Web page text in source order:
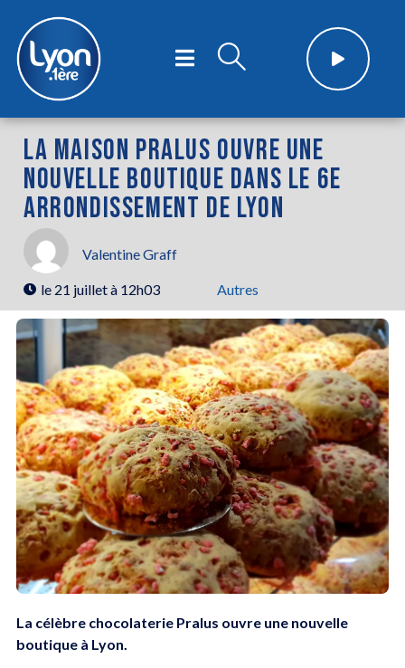
LA MAISON PRALUS OUVRE UNE
NOUVELLE BOUTIQUE DANS LE 6E
ARRONDISSEMENT DE LYON
Valentine Graff
le 21 juillet à 12h03 Autres
La célèbre chocolaterie Pralus ouvre une nouvelle
boutique à Lyon.